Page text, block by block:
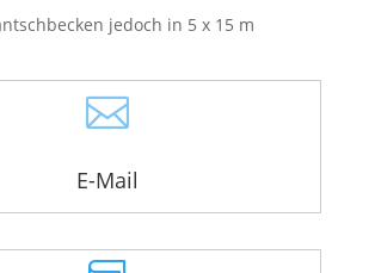

E-Mail